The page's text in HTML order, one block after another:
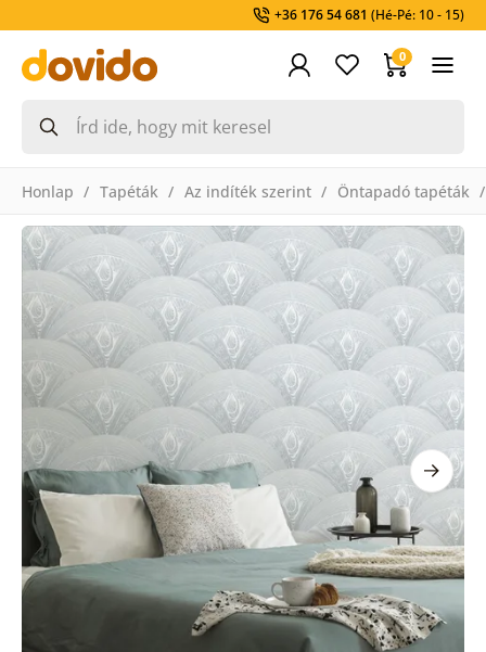
+36 176 54 681 (Hé-Pé: 10 - 15)
0
Honlap Tapéták Az indíték szerint Öntapadó tapéták